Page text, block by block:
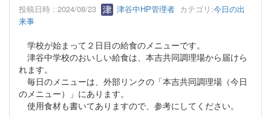
投稿日時 : 2024/08/23 津谷中HP管理者 カテゴリ:今日の出
来事
学校が始まって２日目の給食のメニューです。
津谷中学校のおいしい給食は、本吉共同調理場から届けら
れます。
毎日のメニューは、外部リンクの「本吉共同調理場（今日
のメニュー）」にあります。
使用食材も書いてありますので、参考にしてください。